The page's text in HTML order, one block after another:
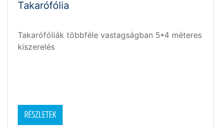
Takarófólia
Takarófóliák többféle vastagságban 5*4 méteres
kiszerelés
RÉSZLETEK